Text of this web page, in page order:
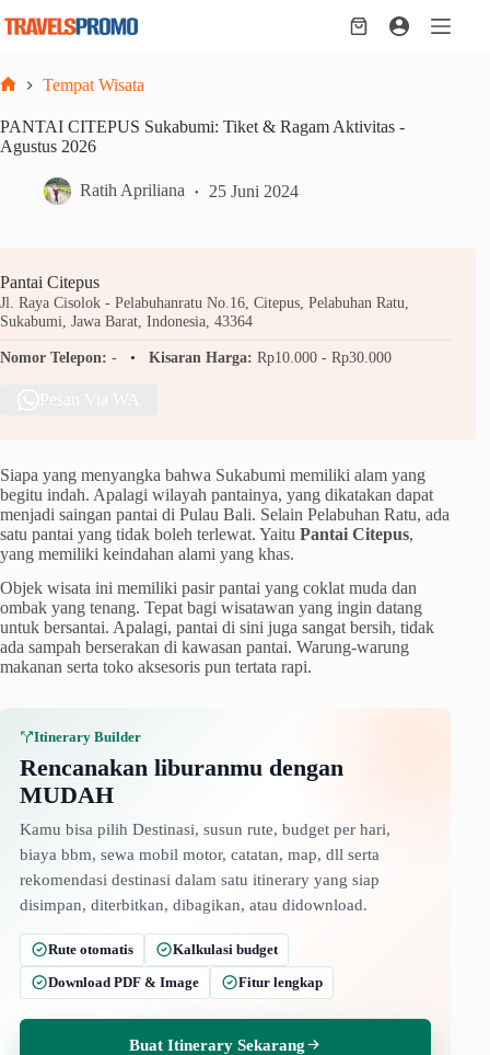
Shopping
Tempat Wisata
PANTAI CITEPUS Sukabumi: Tiket & Ragam Aktivitas -
Agustus 2026
Ratih Apriliana 25 Juni 2024
Pantai Citepus
Jl. Raya Cisolok - Pelabuhanratu No.16, Citepus, Pelabuhan Ratu,
Sukabumi, Jawa Barat, Indonesia, 43364
Nomor Telepon: - Kisaran Harga: Rp10.000 - Rp30.000
Siapa yang menyangka bahwa Sukabumi memiliki alam yang
begitu indah. Apalagi wilayah pantainya, yang dikatakan dapat
menjadi saingan pantai di Pulau Bali. Selain Pelabuhan Ratu, ada
satu pantai yang tidak boleh terlewat. Yaitu Pantai Citepus,
yang memiliki keindahan alami yang khas.
Objek wisata ini memiliki pasir pantai yang coklat muda dan
ombak yang tenang. Tepat bagi wisatawan yang ingin datang
untuk bersantai. Apalagi, pantai di sini juga sangat bersih, tidak
ada sampah berserakan di kawasan pantai. Warung-warung
makanan serta toko aksesoris pun tertata rapi.
Itinerary Builder
Rencanakan liburanmu dengan
MUDAH
Kamu bisa pilih Destinasi, susun rute, budget per hari,
biaya bbm, sewa mobil motor, catatan, map, dll serta
rekomendasi destinasi dalam satu itinerary yang siap
disimpan, diterbitkan, dibagikan, atau didownload.
Rute otomatis
Kalkulasi budget
Download PDF & Image
Fitur lengkap
Buat Itinerary Sekarang